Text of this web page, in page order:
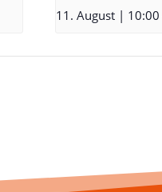
11. August | 10:00